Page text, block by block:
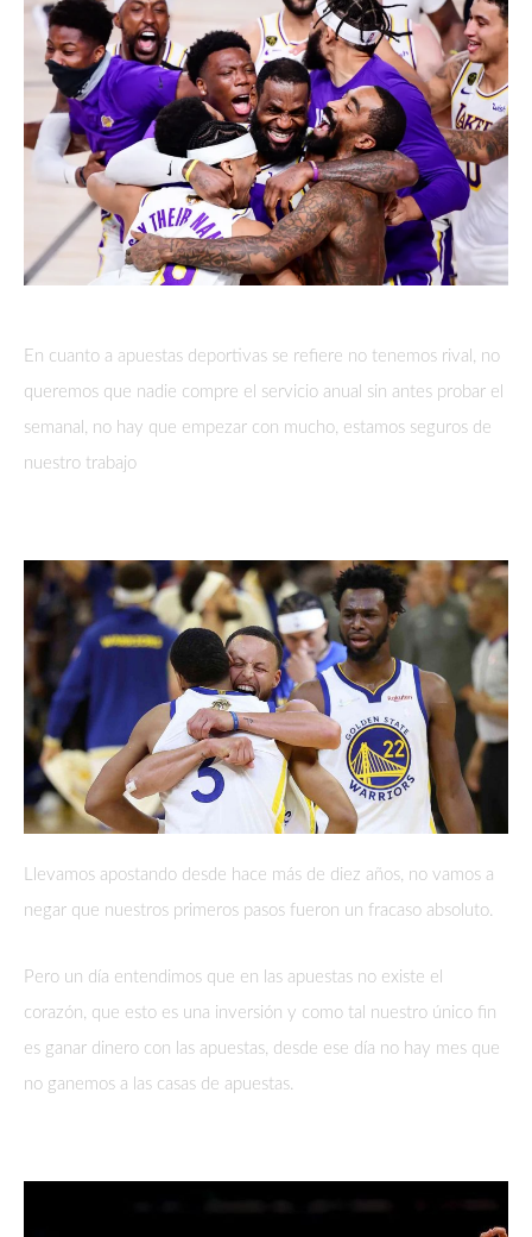
En cuanto a apuestas deportivas se refiere no tenemos rival, no
queremos que nadie compre el servicio anual sin antes probar el
semanal, no hay que empezar con mucho, estamos seguros de
nuestro trabajo
Llevamos apostando desde hace más de diez años, no vamos a
negar que nuestros primeros pasos fueron un fracaso absoluto.
Pero un día entendimos que en las apuestas no existe el
corazón, que esto es una inversión y como tal nuestro único fin
es ganar dinero con las apuestas, desde ese día no hay mes que
no ganemos a las casas de apuestas.